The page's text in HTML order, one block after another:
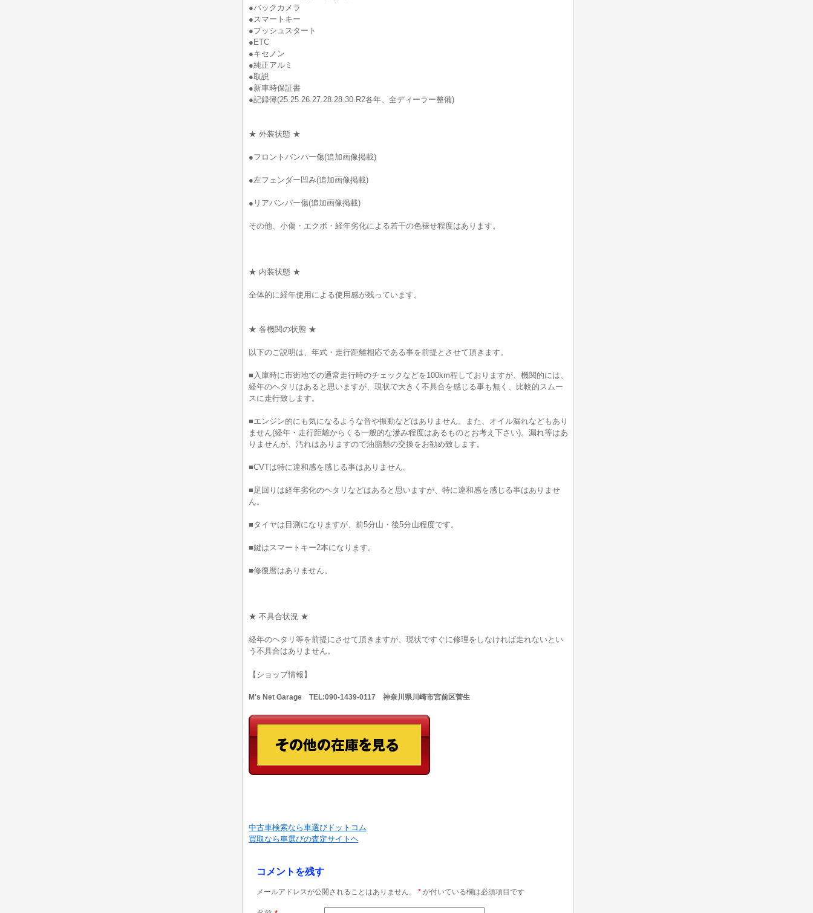
●バックカメラ
●スマートキー
●プッシュスタート
●ETC
●キセノン
●純正アルミ
●取説
●新車時保証書
●記録簿(25.25.26.27.28.28.30.R2各年、全ディーラー整備)
★ 外装状態 ★
●フロントバンパー傷(追加画像掲載)
●左フェンダー凹み(追加画像掲載)
●リアバンパー傷(追加画像掲載)
その他、小傷・エクボ・経年劣化による若干の色褪せ程度はあります。
★ 内装状態 ★
全体的に経年使用による使用感が残っています。
★ 各機関の状態 ★
以下のご説明は、年式・走行距離相応である事を前提とさせて頂きます。
■入庫時に市街地での通常走行時のチェックなどを100km程しておりますが、機関的には、
経年のヘタリはあると思いますが、現状で大きく不具合を感じる事も無く、比較的スムー
スに走行致します。
■エンジン的にも気になるような音や振動などはありません。また、オイル漏れなどもあり
ません(経年・走行距離からくる一般的な滲み程度はあるものとお考え下さい)。漏れ等はあ
りませんが、汚れはありますので油脂類の交換をお勧め致します。
■CVTは特に違和感を感じる事はありません。
■足回りは経年劣化のヘタリなどはあると思いますが、特に違和感を感じる事はありませ
ん。
■タイヤは目測になりますが、前5分山・後5分山程度です。
■鍵はスマートキー2本になります。
■修復暦はありません。
★ 不具合状況 ★
経年のヘタリ等を前提にさせて頂きますが、現状ですぐに修理をしなければ走れないとい
う不具合はありません。
【ショップ情報】
M's Net Garage TEL:090-1439-0117 神奈川県川崎市宮前区菅生
中古車検索なら車選びドットコム
買取なら車選びの査定サイトヘ
コメントを残す
メールアドレスが公開されることはありません。 *が付いている欄は必須項目です